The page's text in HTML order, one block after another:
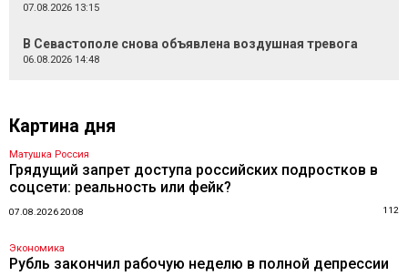
07.08.2026 13:15
В Севастополе снова объявлена воздушная тревога
06.08.2026 14:48
Картина дня
Матушка Россия
Грядущий запрет доступа российских подростков в
соцсети: реальность или фейк?
07.08.2026 20:08 112
Экономика
Рубль закончил рабочую неделю в полной депрессии